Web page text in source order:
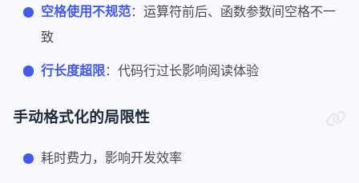
空格使用不规范：运算符前后、函数参数间空格不一
致
行长度超限：代码行过长影响阅读体验
手动格式化的局限性
耗时费力，影响开发效率